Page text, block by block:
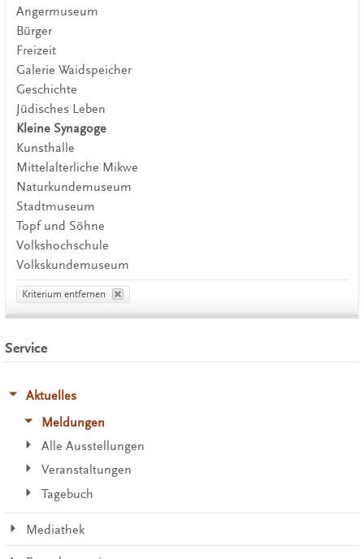
Angermuseum
Bürger
Freizeit
Galerie Waidspeicher
Geschichte
Jüdisches Leben
Kleine Synagoge
Kunsthalle
Mittelalterliche Mikwe
Naturkundemuseum
Stadtmuseum
Topf und Söhne
Volkshochschule
Volkskundemuseum
Kriterium entfernen
Service
Aktuelles
Meldungen
Alle Ausstellungen
Veranstaltungen
Tagebuch
Mediathek